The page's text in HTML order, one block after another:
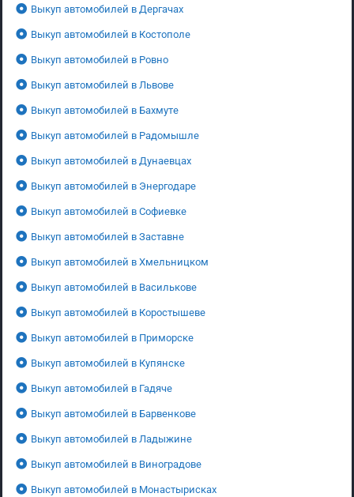
Выкуп автомобилей в Дергачах
Выкуп автомобилей в Костополе
Выкуп автомобилей в Ровно
Выкуп автомобилей в Львове
Выкуп автомобилей в Бахмуте
Выкуп автомобилей в Радомышле
Выкуп автомобилей в Дунаевцах
Выкуп автомобилей в Энергодаре
Выкуп автомобилей в Софиевке
Выкуп автомобилей в Заставне
Выкуп автомобилей в Хмельницком
Выкуп автомобилей в Василькове
Выкуп автомобилей в Коростышеве
Выкуп автомобилей в Приморске
Выкуп автомобилей в Купянске
Выкуп автомобилей в Гадяче
Выкуп автомобилей в Барвенкове
Выкуп автомобилей в Ладыжине
Выкуп автомобилей в Виноградове
Выкуп автомобилей в Монастырисках